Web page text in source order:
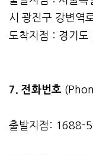
시 광진구 강변역
도착지점 : 경기
7. 전화번호
출발지점: 1688-